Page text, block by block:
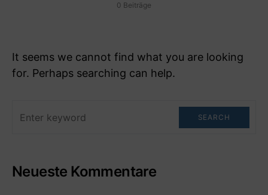
0 Beiträge
It seems we cannot find what you are looking
for. Perhaps searching can help.
SEARCH
Neueste Kommentare